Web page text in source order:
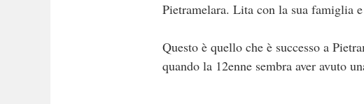
Pietramelara. Lita con la sua famiglia
Questo è quello che è successo a
quando la 12enne sembra aver avuto